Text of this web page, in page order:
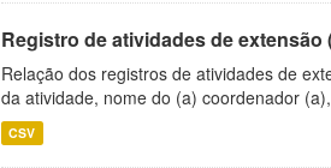
Registro de atividades de
Relação dos registros de atividades de
da atividade, nome do (a) coordenador
CSV